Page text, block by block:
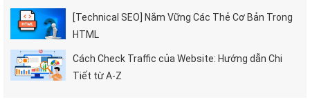
[Technical SEO] Nắm Vững Các Thẻ Cơ Bản Trong
HTML
Cách Check Traffic của Website: Hướng dẫn Chi
Tiết từ A-Z